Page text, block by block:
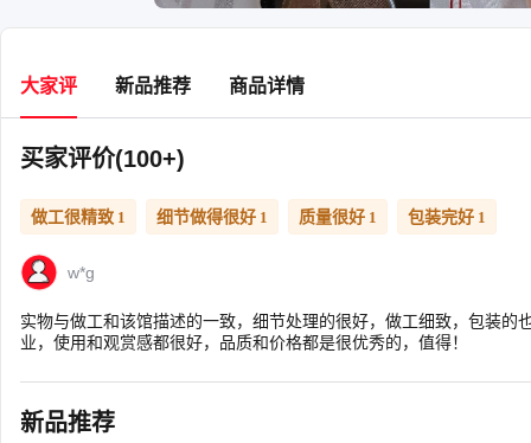
大家评 新品推荐 商品详情
买家评价(100+)
做工很精致 1 细节做得很好 1 质量很好 1 包装完好 1
w*g
实物与做工和该馆描述的一致，细节处理的很好，做工细致，包装
业，使用和观赏感都很好，品质和价格都是很优秀的，值得！
新品推荐